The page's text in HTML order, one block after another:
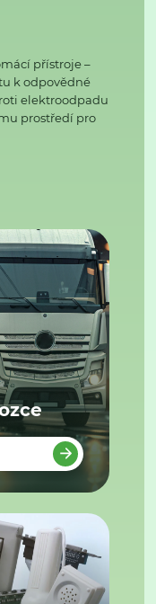
přístroje –
k odpovědné
elektroodpadu
prostředí pro